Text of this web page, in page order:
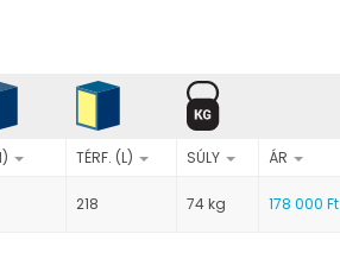
TÉRF. (L) SÚLY ÁR
218 74 kg 178 000Ft